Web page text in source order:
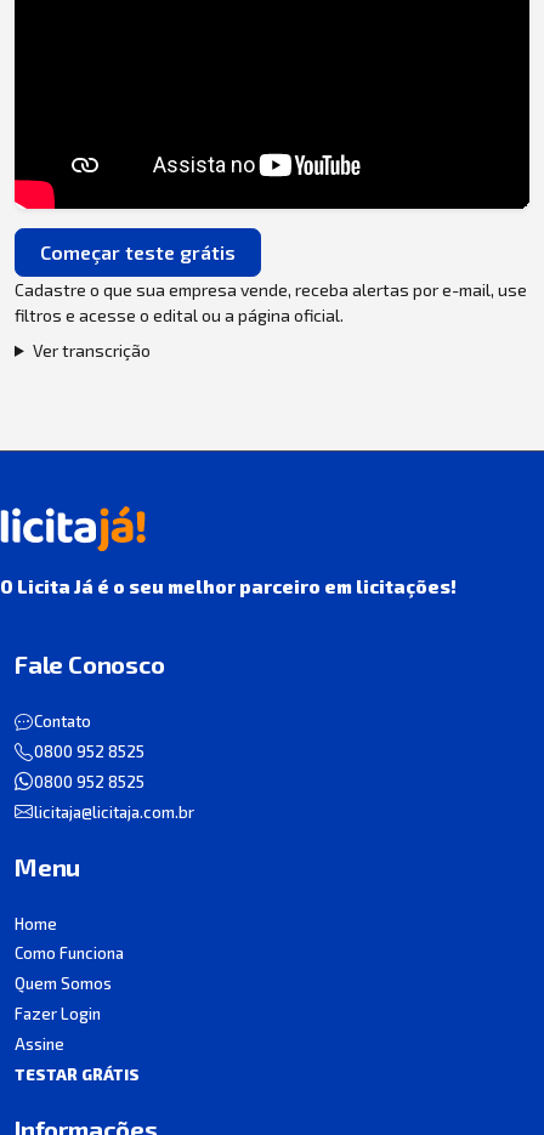
Começar teste grátis
Cadastre o que sua empresa vende, receba alertas por e-mail, use
filtros e acesse o edital ou a página oficial.
Ver transcrição
O Licita Já é o seu melhor parceiro em licitações!
Fale Conosco
Contato
0800 952 8525
0800 952 8525
licitaja@licitaja.com.br
Menu
Home
Como Funciona
Quem Somos
Fazer Login
Assine
TESTAR GRÁTIS
Informações